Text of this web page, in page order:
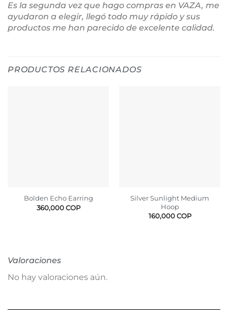
Es la segunda vez que hago compras en VAZA, me
ayudaron a elegir, llegó todo muy rápido y sus
productos me han parecido de excelente calidad.
PRODUCTOS RELACIONADOS
Bolden Echo Earring
360,000COP
Silver Sunlight Medium
Hoop
160,000COP
Valoraciones
No hay valoraciones aún.